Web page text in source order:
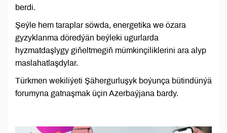
berdi.
Şeýle hem taraplar söwda, energetika we özara
gyzyklanma döredýän beýleki ugurlarda
hyzmatdaşlygy giňeltmegiň mümkinçiliklerini ara alyp
maslahatlaşdylar.
Türkmen wekiliýeti Şähergurluşyk boýunça bütindünýä
forumyna gatnaşmak üçin Azerbaýjana bardy.